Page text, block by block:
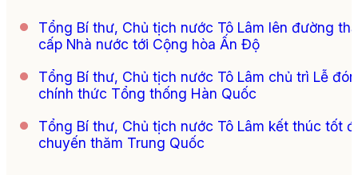
Tổng Bí thư, Chủ tịch nước Tô Lâm lên đường
cấp Nhà nước tới Cộng hòa Ấn Độ
Tổng Bí thư, Chủ tịch nước Tô Lâm chủ trì Lễ đón
chính thức Tổng thống Hàn Quốc
Tổng Bí thư, Chủ tịch nước Tô Lâm kết thúc tốt
chuyến thăm Trung Quốc